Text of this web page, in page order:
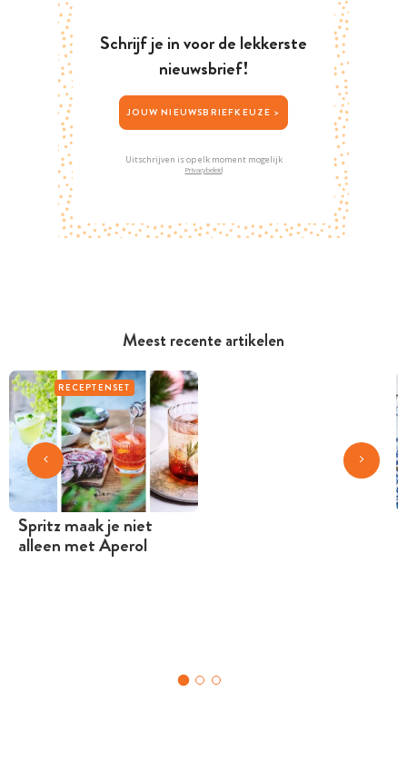
Meest recente artikelen
RECEPTENSET
Spritz maak je niet
alleen met Aperol
Schrijf je in voor de lekkerste
nieuwsbrief!
JOUW NIEUWSBRIEFKEUZE >
Uitschrijven is op elk moment mogelijk
Privacybeleid